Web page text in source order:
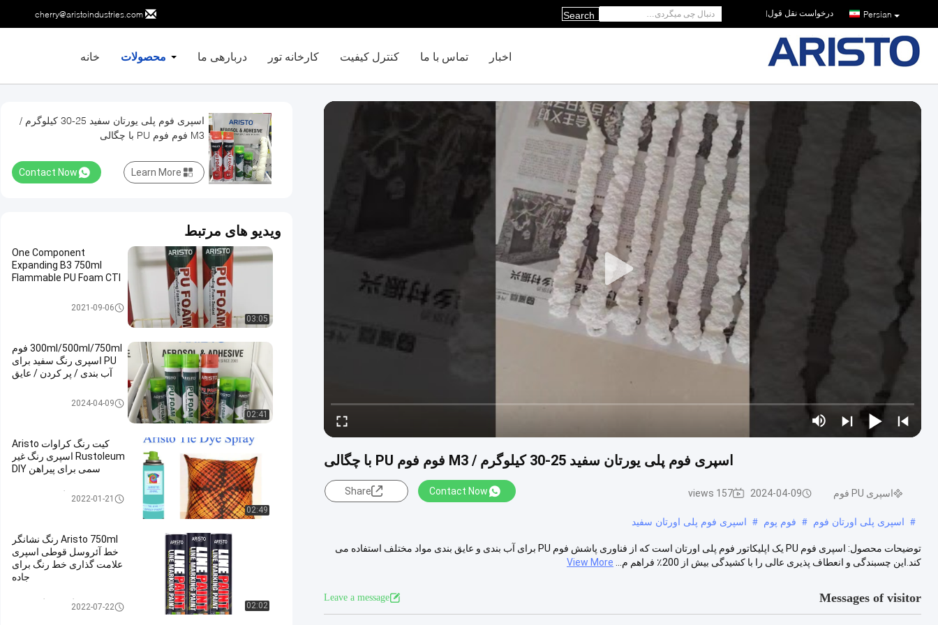
cherry@aristoindustries.com Persian درخواست نقل قول|
Search
خانه محصولات دربارهی ما کارخانه تور کنترل کیفیت تماس با ما اخبار
اسپری فوم پلی یورتان سفید 25-30 کیلوگرم / M3 فوم فوم PU با چگالی
اسپری PU فوم 2024-04-09
157 views
Contact Now
Share
# اسپری پلی اورتان فوم # فوم پوم # اسپری فوم پلی اورتان سفید
توضیحات محصول: اسپری فوم PU یک اپلیکاتور فوم پلی اورتان است که از فناوری پاشش فوم PU برای آب بندی و عایق بندی مواد مختلف استفاده می
کند.این چسبندگی و انعطاف پذیری عالی را با کشیدگی بیش از 200٪ فراهم م...
View More
Messages of visitor
Leave a message
اسپری فوم پلی یورتان سفید 25-30 کیلوگرم /
M3 فوم فوم PU با چگالی
Contact Now Learn More
ویدیو های مرتبط
03:05
One Component
Expanding B3 750ml
Flammable PU Foam CTI
2021-09-06
02:41
300ml/500ml/750ml فوم
PU اسپری رنگ سفید برای
آب بندی / پر کردن / عایق
2024-04-09
02:49
کیت رنگ کراوات Aristo
Rustoleum اسپری رنگ غیر
سمی برای پیراهن DIY
2022-01-21
02:02
Aristo 750ml رنگ نشانگر
خط آئروسل قوطی اسپری
علامت گذاری خط رنگ برای
جاده
علامت گذاری رنگ اسپری
2022-07-22